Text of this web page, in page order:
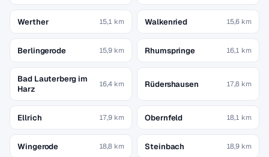
Werther 15,1 km Walkenried 15,6 km
Berlingerode 15,9 km Rhumspringe 16,1 km
Bad Lauterberg im
Harz
16,4 km Rüdershausen 17,8 km
Ellrich 17,9 km Obernfeld 18,1 km
Wingerode 18,8 km Steinbach 18,9 km